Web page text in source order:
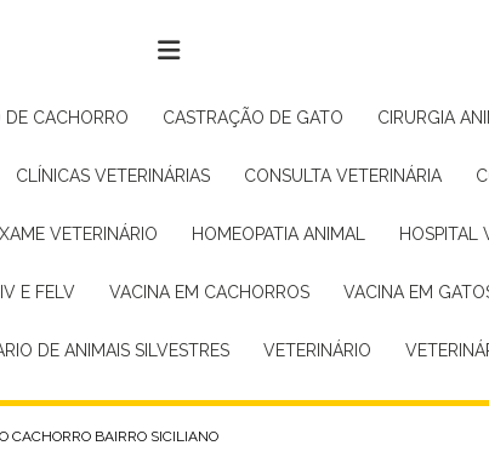
DE CACHORRO CASTRAÇÃO DE GATO CIRURGIA
CLÍNICAS VETERINÁRIAS CONSULTA VETERINÁRIA
EXAME VETERINÁRIO HOMEOPATIA ANIMAL
E FELV VACINA EM CACHORROS VACINA EM
DE ANIMAIS SILVESTRES VETERINÁRIO
CACHORRO BAIRRO SICILIANO